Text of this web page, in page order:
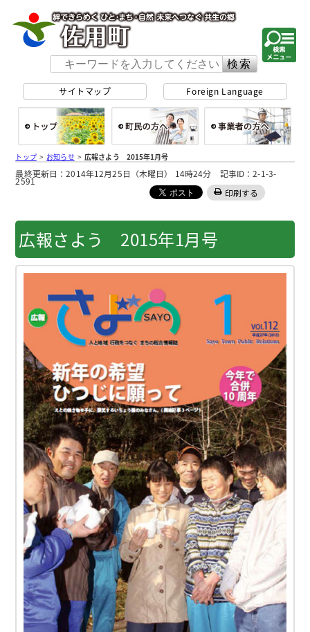
サイトマップ Foreign Language
総合トップ
トップ> お知らせ>広報さよう 2015年1月号
最終更新日：2014年12月25日（木曜日） 14時24分 記事ID：2-1-3-
2591
印刷する
広報さよう 2015年1月号